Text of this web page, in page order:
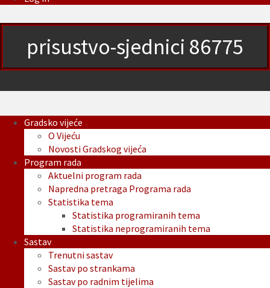
prisustvo-sjednici 86775
Gradsko vijeće
O Vijeću
Novosti Gradskog vijeća
Program rada
Aktuelni program rada
Napredna pretraga Programa rada
Statistika tema
Statistika programiranih tema
Statistika neprogramiranih tema
Sastav
Trenutni sastav
Sastav po strankama
Sastav po radnim tijelima